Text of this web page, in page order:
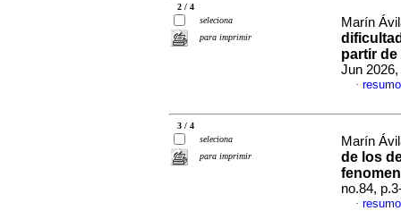
2 / 4
seleciona
para imprimir
Marín
partir
Jun
·
3 / 4
seleciona
para imprimir
Marín
de los
no.84,
·